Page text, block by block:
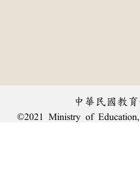
中華民國教
©2021 Ministry of